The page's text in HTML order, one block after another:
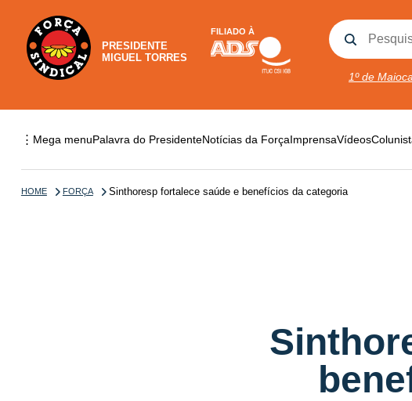
PRESIDENTE
MIGUEL TORRES
FILIADO À
1º de Maio
⋮ Mega menuPalavra do PresidenteNotícias da ForçaImprensaVídeos
HOME FORÇA Sinthoresp fortalece saúde e benefícios da categoria